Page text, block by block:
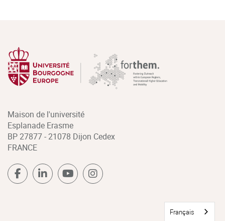
Maison de l'université
Esplanade Erasme
BP 27877 - 21078 Dijon Cedex
FRANCE
Français